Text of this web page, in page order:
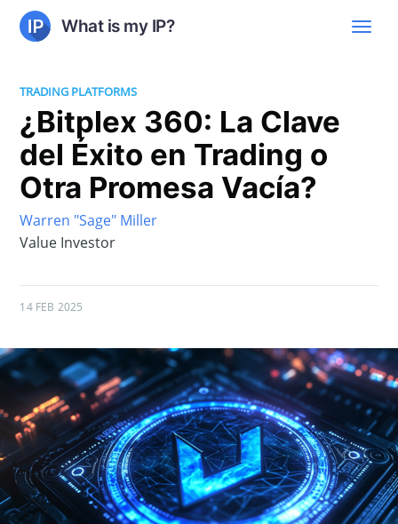
What is my IP?
TRADING PLATFORMS
¿Bitplex 360: La Clave
del Éxito en Trading o
Otra Promesa Vacía?
Warren "Sage" Miller
Value Investor
14 FEB 2025